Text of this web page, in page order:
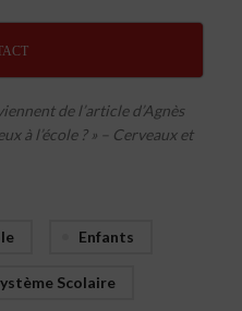
de l’article d’Agnès
à l’école ? » – Cerveaux et
Enfants
Scolaire